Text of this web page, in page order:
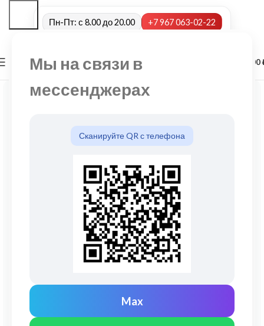
Мы на связи в
мессенджерах
Сканируйте QR с телефона
Max
Пн-Пт: с 8.00 до 20.00 +7 967 063-02-22
МЕНЮ 0,00